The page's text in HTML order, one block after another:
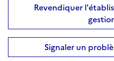
Revendiquer
Signaler un